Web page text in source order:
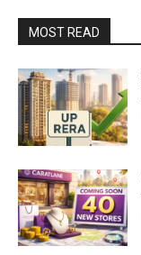
MOST READ